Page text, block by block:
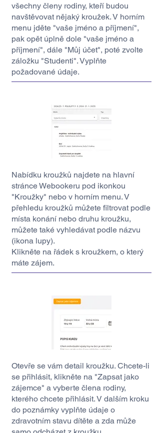
všechny členy rodiny, kteří budou
navštěvovat nějaký kroužek. V horním
menu jděte "vaše jméno a příjmení",
pak opět úplně dole "vaše jméno a
příjmení", dále "Můj účet", poté zvolte
záložku "Studenti". Vyplňte
požadované údaje.
Nabídku kroužků najdete na hlavní
stránce Webookeru pod ikonkou
"Kroužky" nebo v horním menu. V
přehledu kroužků můžete filtrovat podle
místa konání nebo druhu kroužku,
můžete také vyhledávat podle názvu
(ikona lupy).
Klikněte na řádek s kroužkem, o který
máte zájem.
Otevře se vám detail kroužku. Chcete-li
se přihlásit, klikněte na "Zapsat jako
zájemce" a vyberte člena rodiny,
kterého chcete přihlásit. V dalším kroku
do poznámky vyplňte údaje o
zdravotním stavu dítěte a zda může